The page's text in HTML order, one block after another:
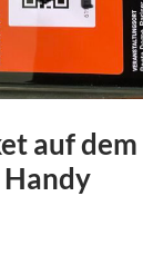
auf dem